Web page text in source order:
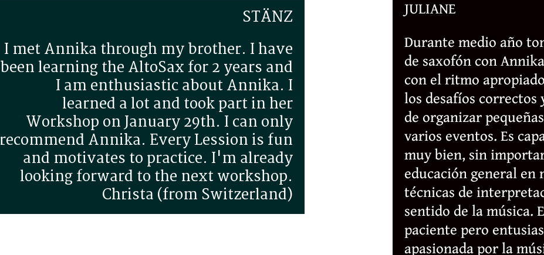
JULIANE
Durante medio año
de saxofón con
con el ritmo
los desafíos correctos
de organizar
varios eventos. Es
muy bien, sin
educación general en
técnicas de
sentido de la música.
paciente pero
apasionada por la
STÄNZ
I met Annika through my brother. I have
been learning the AltoSax for 2 years and
I am enthusiastic about Annika. I
learned a lot and took part in her
Workshop on January 29th. I can only
recommend Annika. Every Lession is fun
and motivates to practice. I'm already
looking forward to the next workshop.
Christa (from Switzerland)